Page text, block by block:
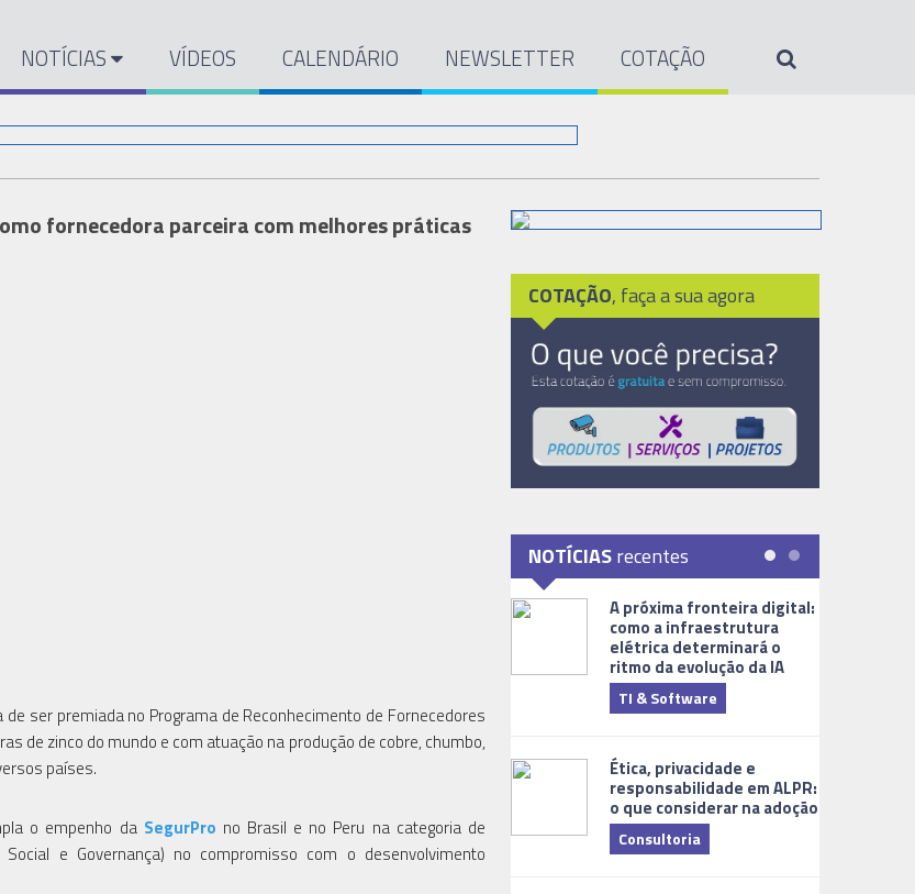
NOTÍCIAS VÍDEOS CALENDÁRIO NEWSLETTER COTAÇÃO
fornecedora parceira com melhores práticas
ser premiada no Programa de Reconhecimento de Fornecedores
de zinco do mundo e com atuação na produção de cobre, chumbo,
países.
o empenho da SegurPro no Brasil e no Peru na categoria de
e Governança) no compromisso com o desenvolvimento
COTAÇÃO, faça a sua agora
NOTÍCIASrecentes
A próxima fronteira digital:
como a infraestrutura
elétrica determinará o
ritmo da evolução da IA
TI & Software
Ética, privacidade e
responsabilidade em ALPR:
o que considerar na adoção
Consultoria